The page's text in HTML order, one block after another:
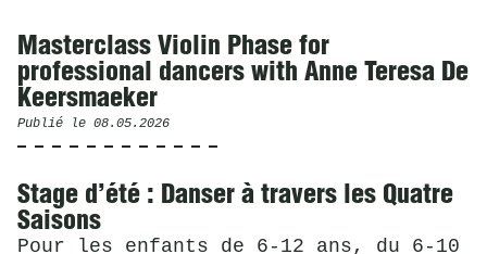
Masterclass Violin Phase for
professional dancers with Anne Teresa De
Keersmaeker
Publié le 08.05.2026
Stage d’été : Danser à travers les Quatre
Saisons
Pour les enfants de 6-12 ans, du 6-10